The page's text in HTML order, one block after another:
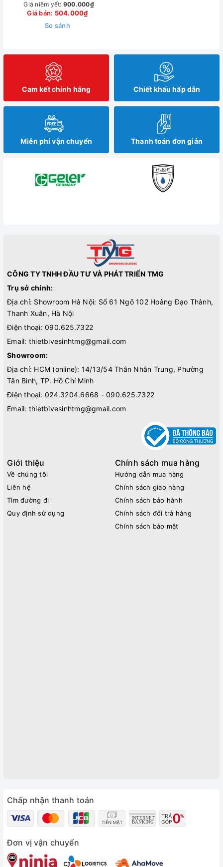
Giá niêm yết: 900.000₫
Giá bán: 504.000₫
So sánh
Cam kết chính hãng Chiết khấu hấp dẫn
Miễn phí vận chuyển Thanh toán đơn giản
CÔNG TY TNHH ĐẦU TƯ VÀ PHÁT TRIỂN TMG
Trụ sở chính:
Địa chỉ: Showroom Hà Nội: Số 61 Ngõ 102 Hoàng Đạo Thành,
Thanh Xuân, Hà Nội
Điện thoại: 090.625.7322
Email: thietbivesinhtmg@gmail.com
Showroom:
Địa chỉ: HCM (online): 14/13/54 Thân Nhân Trung, Phường
Tân Bình, TP. Hồ Chí Minh
Điện thoại: 024.3204.6668 - 090.625.7322
Email: thietbivesinhtmg@gmail.com
Giới thiệu
Về chúng tôi
Liên hệ
Tìm đường đi
Quy định sử dụng
Chính sách mua hàng
Hướng dẫn mua hàng
Chính sách giao hàng
Chính sách bảo hành
Chính sách đổi trả hàng
Chính sách bảo mật
Chấp nhận thanh toán
Đơn vị vận chuyển